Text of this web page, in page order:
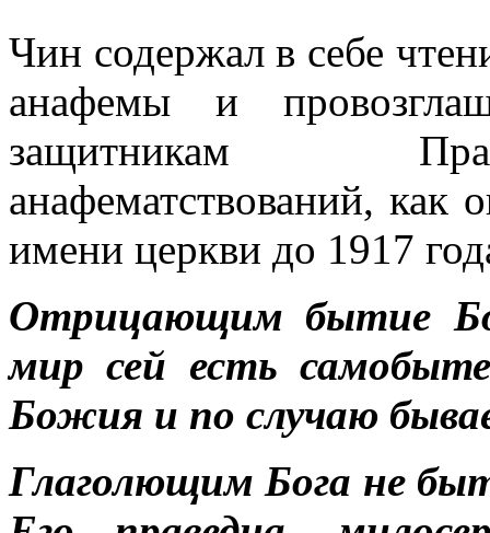
Чин содержал в себе
анафемы и
защитникам
анафематствований, как
имени церкви до 1917
Отрицающим бытие
мир сей есть
Божия и по случаю
Глаголющим Бога не